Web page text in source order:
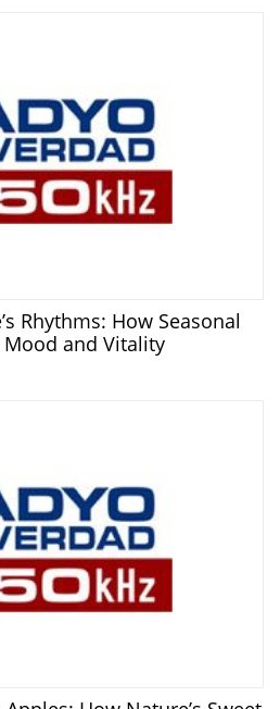
Rhythms: How Seasonal
and Vitality